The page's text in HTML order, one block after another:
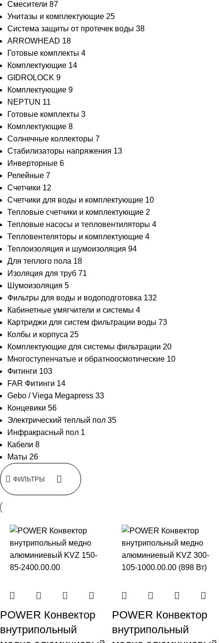
Смесители 87
Унитазы и комплектующие 25
Система защиты от протечек воды 38
ARROWHEAD 18
Готовые комплекты 4
Комплектующие 14
GIDROLOCK 9
Комплектующие 9
NEPTUN 11
Готовые комплекты 3
Комплектующие 8
Солнечные коллекторы 7
Стабилизаторы напряжения 13
Инверторные 6
Релейные 7
Счетчики 12
Счетчики для воды и комплектующие 10
Тепловые счетчики и комплектующие 2
Тепловые насосы и тепловентиляторы 4
Тепловентеляторы и комплектующие 4
Теплоизоляция и шумоизоляция 94
Для теплого пола 18
Изоляция для труб 71
Шумоизоляция 5
Фильтры для воды и водоподготовка 132
Кабинетные умягчители и системы 4
Картриджи для систем фильтрации воды 73
Колбы и корпуса 25
Комплектующие для системы фильтрации 20
Многоступенчатые и обратноосмотические 10
Фитинги 103
FAR Фитинги 14
Gebo / Viega Megapress 33
Концевики 56
Электрический теплый пол 35
Инфракрасный пол 1
Кабели 8
Маты 26
ФИЛЬТРЫ
POWER Конвектор
внутрипольный
POWER Конвектор
внутрипольный